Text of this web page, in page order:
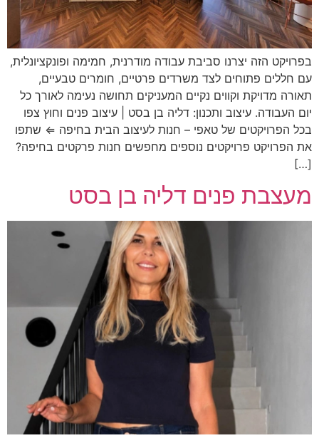
בפרויקט הזה יצרנו סביבת עבודה מודרנית, חמימה ופונקציונלית,
עם חללים פתוחים לצד משרדים פרטיים, חומרים טבעיים,
תאורה מדויקת וקווים נקיים המעניקים תחושה נעימה לאורך כל
יום העבודה. עיצוב ותכנון: דליה בן בסט | עיצוב פנים וחוץ צפו
בכל הפרויקטים של טאפי – חנות לעיצוב הבית בחיפה ⇐ שתפו
את הפרויקט פרויקטים נוספים מחפשים חנות פרקטים בחיפה?
[…]
מעצבת פנים דליה בן בסט